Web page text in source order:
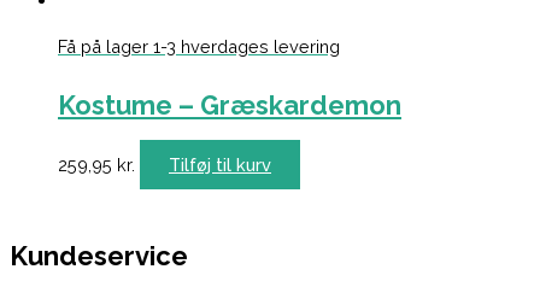
Få på lager 1-3 hverdages levering
Kostume – Græskardemon
259,95 kr. Tilføj til kurv
Kundeservice